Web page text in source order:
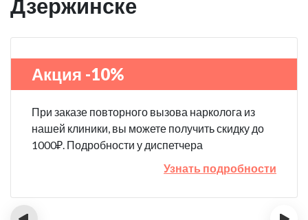
Дзержинске
Акция -10%
При заказе повторного вызова нарколога из
нашей клиники, вы можете получить скидку до
1000₽. Подробности у диспетчера
Узнать подробности